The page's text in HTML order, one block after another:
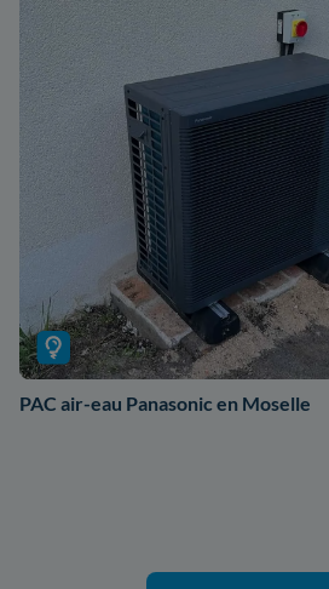
PAC air-eau Panasonic en Moselle